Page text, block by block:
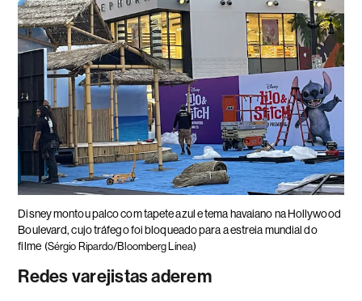
Disney montou palco com tapete azul e tema havaiano na Hollywood
Boulevard, cujo tráfego foi bloqueado para a estreia mundial do
filme (Sérgio Ripardo/Bloomberg Línea)
Redes varejistas aderem